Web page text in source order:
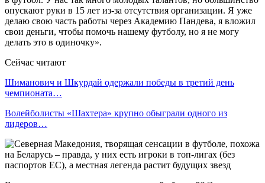
опускают руки в 15 лет из-за отсутствия организации. Я уже
делаю свою часть работы через Академию Пандева, я вложил
свои деньги, чтобы помочь нашему футболу, но я не могу
делать это в одиночку».
Сейчас читают
Шиманович и Шкурдай одержали победы в третий день
чемпионата…
Волейболисты «Шахтера» крупно обыграли одного из
лидеров…